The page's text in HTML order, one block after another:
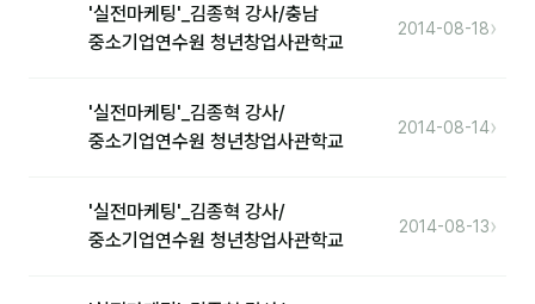
공지사항
'실전마케팅'_김종혁 강사/충남
중소기업연수원 청년창업사관학교
2014-08-18›
'실전마케팅'_김종혁 강사/
중소기업연수원 청년창업사관학교
2014-08-14›
'실전마케팅'_김종혁 강사/
중소기업연수원 청년창업사관학교
2014-08-13›